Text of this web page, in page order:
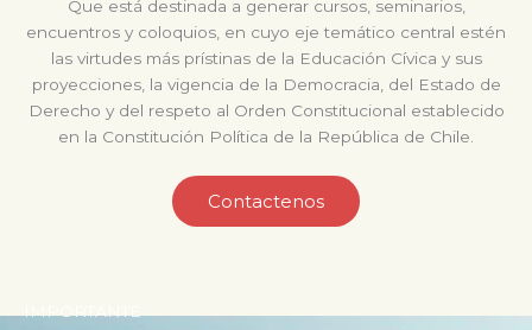
Que está destinada a generar cursos, seminarios,
encuentros y coloquios, en cuyo eje temático central estén
las virtudes más prístinas de la Educación Cívica y sus
proyecciones, la vigencia de la Democracia, del Estado de
Derecho y del respeto al Orden Constitucional establecido
en la Constitución Política de la República de Chile.
Contactenos